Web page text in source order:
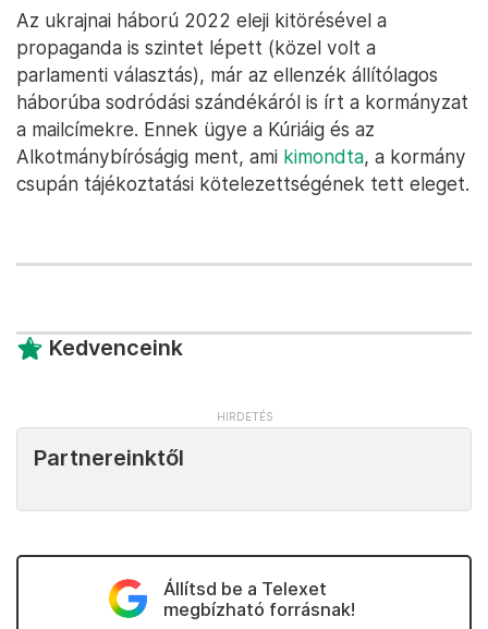
Az ukrajnai háború 2022 eleji kitörésével a
propaganda is szintet lépett (közel volt a
parlamenti választás), már az ellenzék állítólagos
háborúba sodródási szándékáról is írt a kormányzat
a mailcímekre. Ennek ügye a Kúriáig és az
Alkotmánybíróságig ment, ami kimondta, a kormány
csupán tájékoztatási kötelezettségének tett eleget.
Kedvenceink
Partnereinktől
Állítsd be a Telexet
megbízható forrásnak!